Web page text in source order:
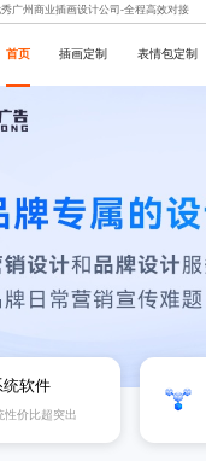
广州商业插画设计公司-全程高效对接
首页 插画定制 表情包定制
统软件
性价比超突出